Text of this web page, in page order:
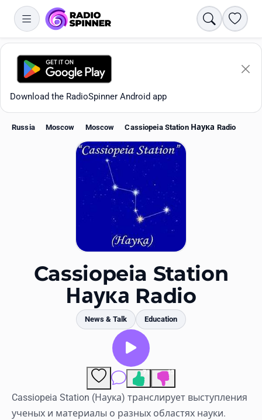
Search
Download the RadioSpinner Android app
Favorites
Log in
Russia Moscow Moscow Cassiopeia Station Наука Radio
Cassiopeia Station
Наука Radio
News & Talk Education
Comments
71 13
Cassiopeia Station (Наука) транслирует выступления
ученых и материалы о разных областях науки.